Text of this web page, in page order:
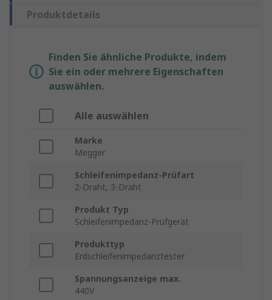
Produktdetails
Finden Sie ähnliche Produkte, indem
Sie ein oder mehrere Eigenschaften
auswählen.
Alle auswählen
Marke
Megger
Schleifenimpedanz-Prüfart
2-Draht, 3-Draht
Produkt Typ
Schleifenimpedanz-Prüfgerät
Produkttyp
Erdschleifenimpedanztester
Spannungsanzeige max.
440V